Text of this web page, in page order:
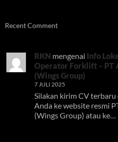
Recent Comment
RKN mengenai Info
Operator Forklift – PT
(Wings Group)
7 JULI 2025
Silakan kirim CV
Anda ke website resmi
(Wings Group) atau ke…